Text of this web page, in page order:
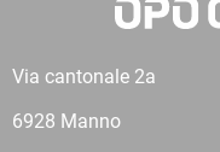
Via cantonale 2a
6928 Manno